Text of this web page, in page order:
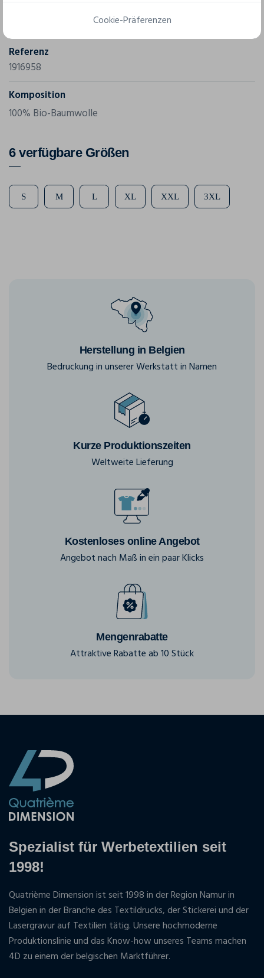
Referenz
1916958
Komposition
100% Bio-Baumwolle
6 verfügbare Größen
S M L XL XXL 3XL
Herstellung in Belgien
Bedruckung in unserer Werkstatt in Namen
Kurze Produktionszeiten
Weltweite Lieferung
Kostenloses online Angebot
Angebot nach Maß in ein paar Klicks
Mengenrabatte
Attraktive Rabatte ab 10 Stück
Spezialist für Werbetextilien seit
1998!
Quatrième Dimension ist seit 1998 in der Region Namur in
Belgien in der Branche des Textildrucks, der Stickerei und der
Lasergravur auf Textilien tätig. Unsere hochmoderne
Produktionslinie und das Know-how unseres Teams machen
4D zu einem der belgischen Marktführer.
Cookie-Präferenzen